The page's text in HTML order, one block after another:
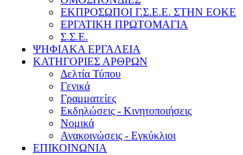
ΕΚΠΡΟΣΩΠΟΙ Γ.Σ.Ε.Ε. ΣΤΗΝ ΕΟΚΕ
ΕΡΓΑΤΙΚΗ ΠΡΩΤΟΜΑΓΙΑ
Σ.Σ.Ε.
ΨΗΦΙΑΚΑ ΕΡΓΑΛΕΙΑ
ΚΑΤΗΓΟΡΙΕΣ ΑΡΘΡΩΝ
Δελτία Τύπου
Γενικά
Γραμματείες
Εκδηλώσεις - Κινητοποιήσεις
Νομικά
Ανακοινώσεις - Εγκύκλιοι
ΕΠΙΚΟΙΝΩΝΙΑ